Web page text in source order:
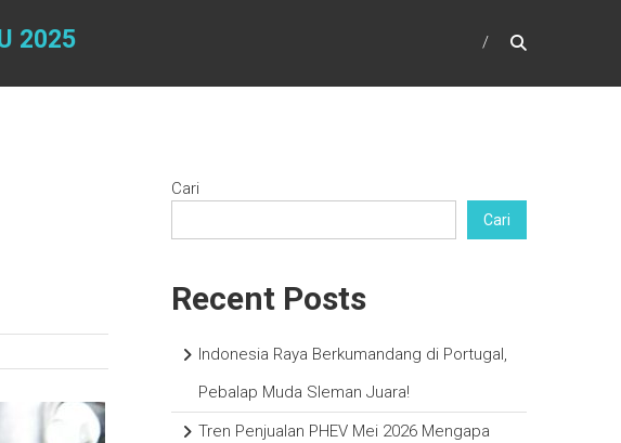
2025
Cari
Cari
Recent Posts
Indonesia Raya Berkumandang di Portugal,
Pebalap Muda Sleman Juara!
Tren Penjualan PHEV Mei 2026 Mengapa